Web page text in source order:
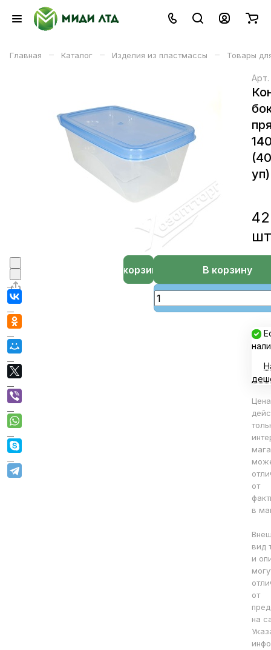
Главная – Каталог – Изделия из пластмассы – Товары
Арт.
уп)
шт
В корзину
В корзине
Цена
от
в
вид
и
от
на